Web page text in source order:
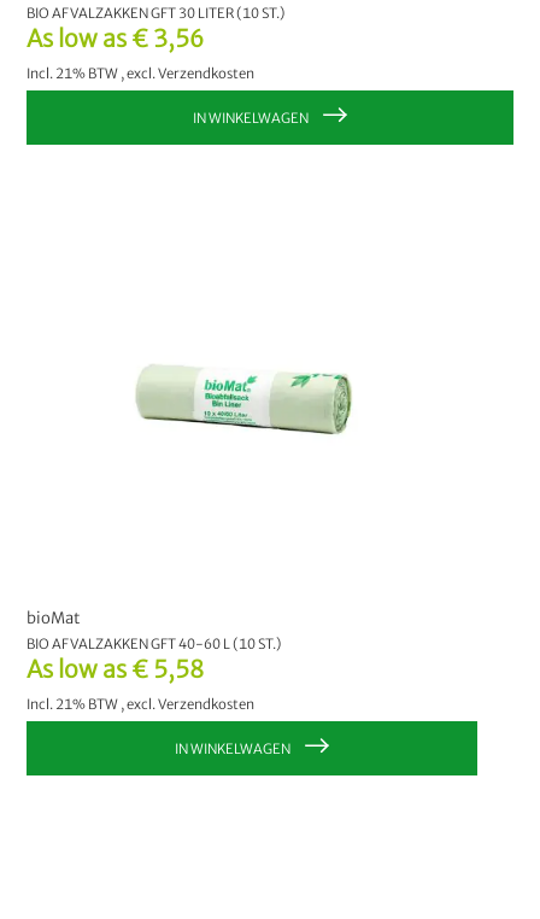
As low as € 3,56
Incl. 21% BTW ,excl.Verzendkosten
BIO AFVALZAKKEN GFT 30 LITER (10 ST.)
IN WINKELWAGEN
As low as € 5,58
Incl. 21% BTW ,excl.Verzendkosten
bioMat
BIO AFVALZAKKEN GFT 40-60 L (10 ST.)
IN WINKELWAGEN